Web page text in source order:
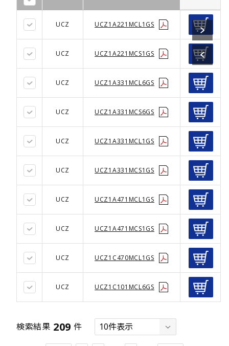
UCZ UCZ1A221MCL1GS
UCZ UCZ1A221MCS1GS
UCZ UCZ1A331MCL6GS
UCZ UCZ1A331MCS6GS
UCZ UCZ1A331MCL1GS
UCZ UCZ1A331MCS1GS
UCZ UCZ1A471MCL1GS
UCZ UCZ1A471MCS1GS
UCZ UCZ1C470MCL1GS
UCZ UCZ1C101MCL6GS
検索結果 209 件